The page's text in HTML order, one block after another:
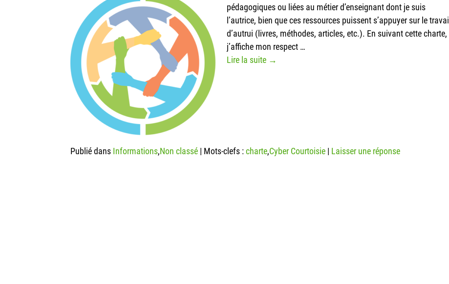
pédagogiques ou liées au métier d’enseignant dont je suis
l’autrice, bien que ces ressources puissent s’appuyer sur le travail
d’autrui (livres, méthodes, articles, etc.). En suivant cette charte,
j’affiche mon respect …
Lire la suite →
Publié dans Informations,Non classé | Mots-clefs :charte,Cyber Courtoisie | Laisser une réponse